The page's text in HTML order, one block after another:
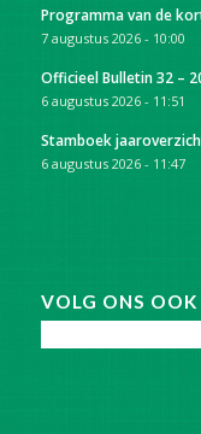
Programma van de
7 augustus 2026 - 10:00
Officieel Bulletin 32 –
6 augustus 2026 - 11:51
Stamboek
6 augustus 2026 - 11:47
VOLG ONS